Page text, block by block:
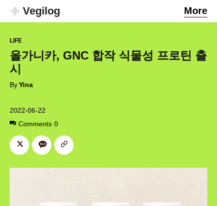
Vegilog More
2022-06-22
Comments 0
LIFE
올가니카, GNC 합작 식물성 프로틴 출
시
ByYina